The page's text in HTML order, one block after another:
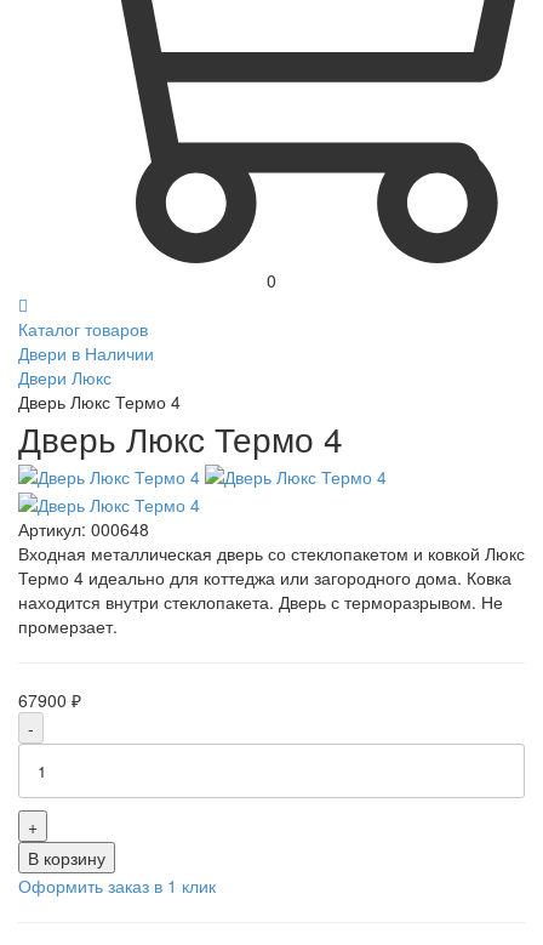
0
Каталог товаров
Двери в Наличии
Двери Люкс
Дверь Люкс Термо 4
Дверь Люкс Термо 4
Артикул: 000648
Входная металлическая дверь со стеклопакетом и ковкой Люкс
Термо 4 идеально для коттеджа или загородного дома. Ковка
находится внутри стеклопакета. Дверь с терморазрывом. Не
промерзает.
67900 ₽
-
+
В корзину
Оформить заказ в 1 клик